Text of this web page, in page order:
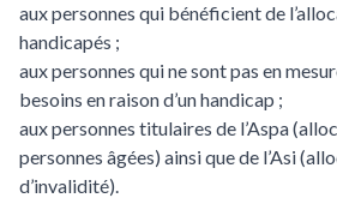
aux personnes qui bénéficient de
handicapés ;
aux personnes qui ne sont pas en
besoins en raison d’un handicap ;
aux personnes titulaires de l’Aspa
personnes âgées) ainsi que de l’Asi
d’invalidité).